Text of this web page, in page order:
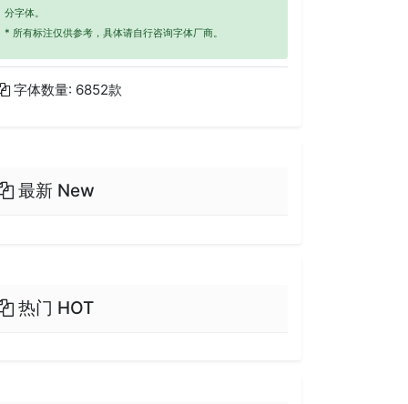
分字体。
* 所有标注仅供参考，具体请自行咨询字体厂商。
字体数量: 6852款
最新 New
热门 HOT